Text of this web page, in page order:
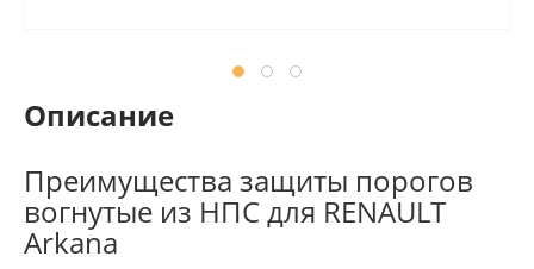
Описание
Преимущества защиты порогов
вогнутые из НПС для RENAULT
Arkana